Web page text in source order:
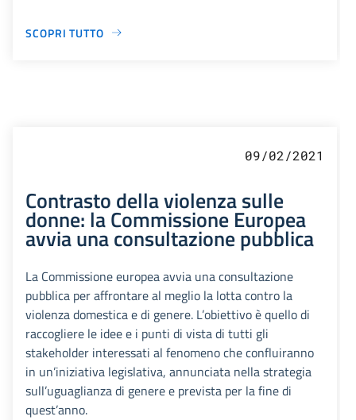
SCOPRI TUTTO
09/02/2021
Contrasto della violenza sulle
donne: la Commissione Europea
avvia una consultazione pubblica
La Commissione europea avvia una consultazione
pubblica per affrontare al meglio la lotta contro la
violenza domestica e di genere. L’obiettivo è quello di
raccogliere le idee e i punti di vista di tutti gli
stakeholder interessati al fenomeno che confluiranno
in un’iniziativa legislativa, annunciata nella strategia
sull’uguaglianza di genere e prevista per la fine di
quest’anno.